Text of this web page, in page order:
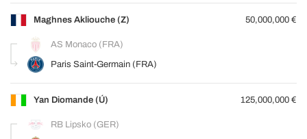
Maghnes Akliouche (Z) 50,000,000 €
AS Monaco (FRA)
Paris Saint-Germain (FRA)
Yan Diomande (Ú) 125,000,000 €
RB Lipsko (GER)